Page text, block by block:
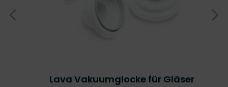
Lava Vakuumglocke für Gläser